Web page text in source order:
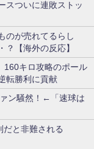
スついに連敗ストッ
のが売れてるらし
？【海外の反応】
160キロ攻略のポール
転勝利に貢献
ン騒然！←「速球は
だと非難される